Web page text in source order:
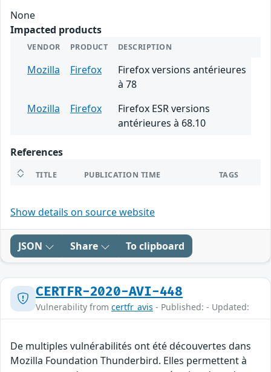
None
Impacted products
VENDOR PRODUCT DESCRIPTION
Mozilla Firefox
Firefox versions antérieures
à 78
Mozilla
Firefox
Firefox ESR versions
antérieures à 68.10
References
TITLE PUBLICATION TIME TAGS
Show details on source website
JSON Share To clipboard
CERTFR-2020-AVI-448
Vulnerability from certfr_avis - Published: - Updated:
De multiples vulnérabilités ont été découvertes dans
Mozilla Foundation Thunderbird. Elles permettent à